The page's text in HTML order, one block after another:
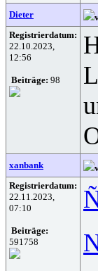
Dieter
Registrierdatum:
22.10.2023,
12:56
Beiträge: 98
xanbank
Registrierdatum:
22.11.2023,
07:10
Beiträge:
591758